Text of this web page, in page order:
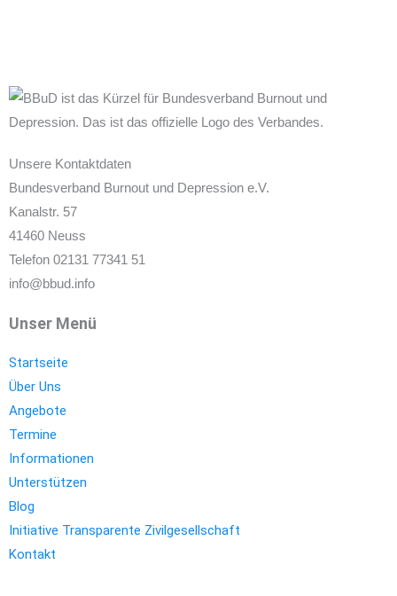
Unsere Kontaktdaten
Bundesverband Burnout und Depression e.V.
Kanalstr. 57
41460 Neuss
Telefon 02131 77341 51
info@bbud.info
Unser Menü
Startseite
Über Uns
Angebote
Termine
Informationen
Unterstützen
Blog
Initiative Transparente Zivilgesellschaft
Kontakt